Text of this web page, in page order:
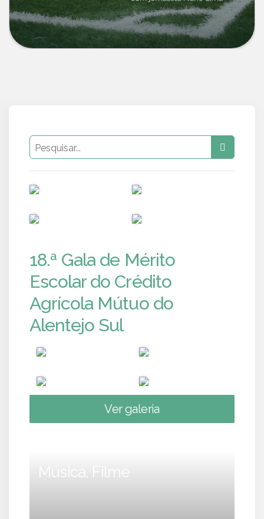
18.ª Gala de Mérito
Escolar do Crédito
Agrícola Mútuo do
Alentejo Sul
Ver galeria
Música, Filme